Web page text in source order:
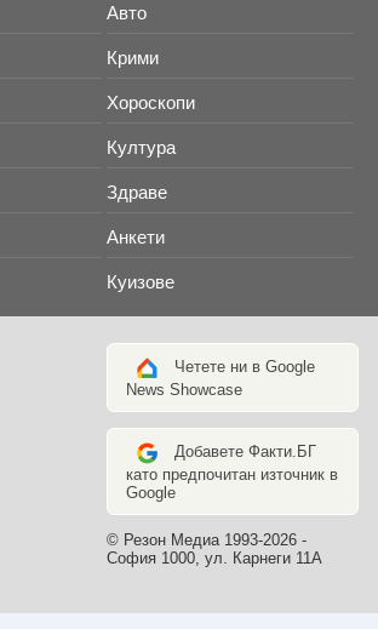
Авто
Крими
Хороскопи
Култура
Здраве
Анкети
Куизове
Четете ни в Google
News Showcase
Добавете Факти.БГ
като предпочитан източник в
Google
© Резон Медиа 1993-2026 -
София 1000, ул. Карнеги 11А